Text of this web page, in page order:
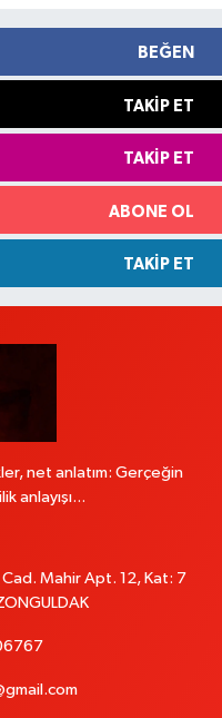
BEĞEN
TAKIP ET
TAKIP ET
ABONE OL
TAKIP ET
net anlatım: Gerçeğin
anlayışı...
Cad. Mahir Apt. 12, Kat: 7